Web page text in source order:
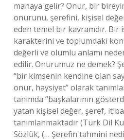
manaya gelir? Onur, bir
onurunu, şerefini, kişisel
eden temel bir kavramdır. Bir
karakterini ve toplumdaki
değerli ve olumlu anlamı
edilir. Onurumuz ne demek?
“bir kimsenin kendine olan
onur, haysiyet” olarak
tanımda “başkalarının
yatan kişisel değer, şeref,
tanımlanmaktadır (Türk Dil
Sözlük, (… Şerefin tahmini